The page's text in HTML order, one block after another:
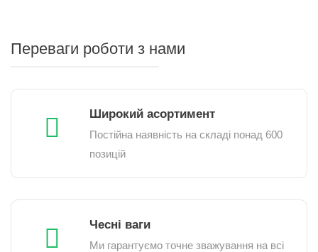
Переваги роботи з нами
Широкий асортимент
Постійна наявність на складі понад 600
позицій
Чесні ваги
Ми гарантуємо точне зважування на всі